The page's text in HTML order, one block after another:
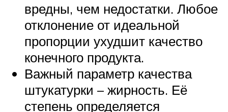
вредны, чем недостатки. Любое
отклонение от идеальной
пропорции ухудшит качество
конечного продукта.
Важный параметр качества
штукатурки – жирность. Её
степень определяется